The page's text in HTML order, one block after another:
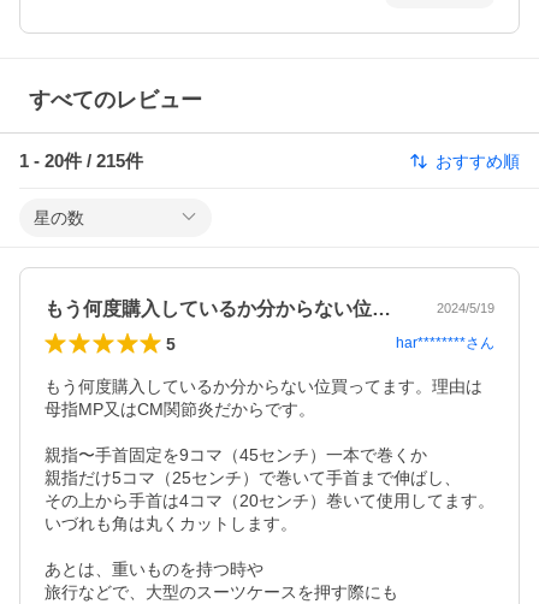
すべてのレビュー
1 - 20件 / 215件 おすすめ順
星の数
もう何度購入しているか分からない位買っ… 2024/5/19
5 har********さん
もう何度購入しているか分からない位買ってます。理由は
母指MP又はCM関節炎だからです。
親指〜手首固定を9コマ（45センチ）一本で巻くか
親指だけ5コマ（25センチ）で巻いて手首まで伸ばし、
その上から手首は4コマ（20センチ）巻いて使用してます。
いづれも角は丸くカットします。
あとは、重いものを持つ時や
旅行などで、大型のスーツケースを押す際にも